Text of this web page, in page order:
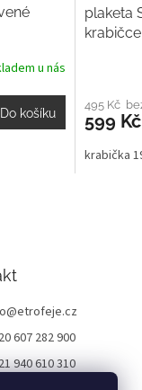
u nás
Do košíku
plaketa
495 Kč
599 Kč
krabička
@etrofeje.cz
607 282 900
940 610 310